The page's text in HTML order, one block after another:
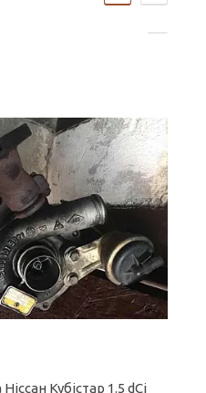
Ніссан Кубістар 1.5 dCi